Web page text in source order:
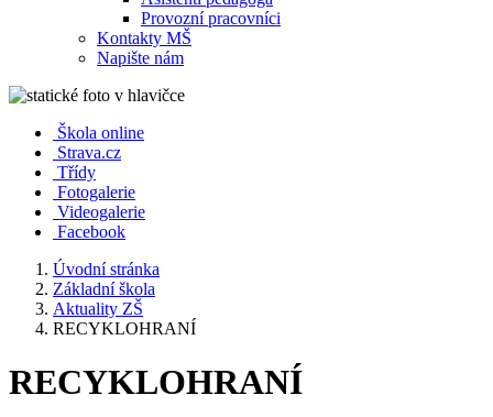
Provozní pracovníci
Kontakty MŠ
Napište nám
Škola online
Strava.cz
Třídy
Fotogalerie
Videogalerie
Facebook
Úvodní stránka
Základní škola
Aktuality ZŠ
RECYKLOHRANÍ
RECYKLOHRANÍ